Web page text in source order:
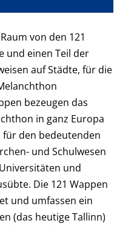
von den 121
und einen Teil der
auf Städte, für die
bezeugen das
in ganz Europa
für den bedeutenden
und Schulwesen
und
Die 121 Wappen
und umfassen ein
(das heutige Tallinn)